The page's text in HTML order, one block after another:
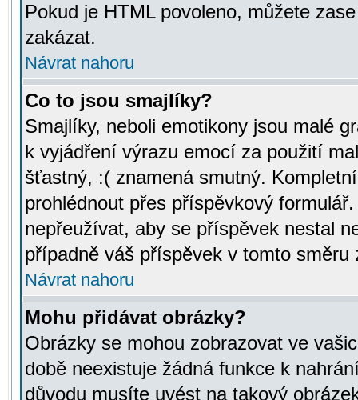
Pokud je HTML povoleno, můžete
zakázat.
Návrat nahoru
Co to jsou smajlíky?
Smajlíky, neboli emotikony jsou malé
k vyjádření výrazu emocí za použití
šťastný, :( znamená smutný.
prohlédnout přes příspěvkový
nepřeužívat, aby se příspěvek nestal
případně váš příspěvek v tomto směru
Návrat nahoru
Mohu přidávat obrázky?
Obrázky se mohou zobrazovat ve
době neexistuje žádná funkce k
důvodu musíte uvést na takový